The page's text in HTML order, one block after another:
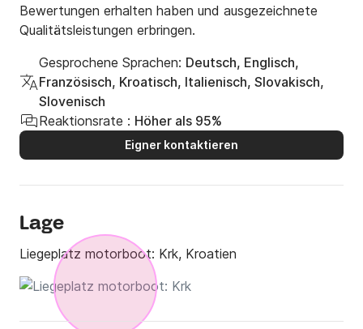
Bewertungen erhalten haben und ausgezeichnete
Qualitätsleistungen erbringen.
Gesprochene Sprachen: Deutsch, Englisch,
Französisch, Kroatisch, Italienisch, Slovakisch,
Slovenisch
Reaktionsrate : Höher als 95%
Eigner kontaktieren
Lage
Liegeplatz motorboot: Krk, Kroatien